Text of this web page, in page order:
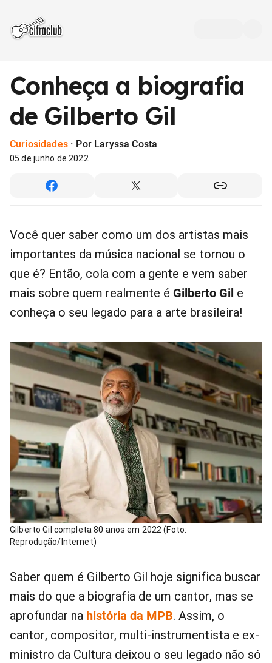
Conheça a biografia
de Gilberto Gil
Curiosidades · Por Laryssa Costa
05 de junho de 2022
Você quer saber como um dos artistas mais
importantes da música nacional se tornou o
que é? Então, cola com a gente e vem saber
mais sobre quem realmente é Gilberto Gil e
conheça o seu legado para a arte brasileira!
Gilberto Gil completa 80 anos em 2022 (Foto:
Reprodução/Internet)
Saber quem é Gilberto Gil hoje significa buscar
mais do que a biografia de um cantor, mas se
aprofundar na história da MPB. Assim, o
cantor, compositor, multi-instrumentista e ex-
ministro da Cultura deixou o seu legado não só